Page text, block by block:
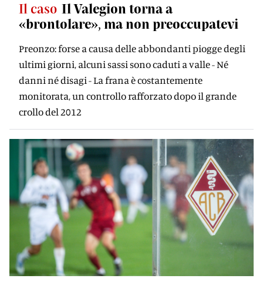
Il caso Il Valegion torna a
«brontolare», ma non preoccupatevi
Preonzo: forse a causa delle abbondanti piogge degli
ultimi giorni, alcuni sassi sono caduti a valle - Né
danni né disagi - La frana è costantemente
monitorata, un controllo rafforzato dopo il grande
crollo del 2012